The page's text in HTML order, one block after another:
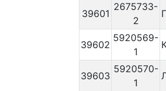
39601
2675733-
2
39602
5920569-
1
39603
5920570-
1